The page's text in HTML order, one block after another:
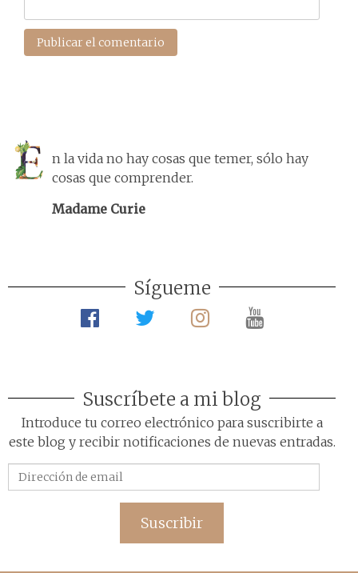
n la vida no hay cosas que temer, sólo hay
cosas que comprender.
Madame Curie
Sígueme
Suscríbete a mi blog
Introduce tu correo electrónico para suscribirte a
este blog y recibir notificaciones de nuevas entradas.
de
Suscribir